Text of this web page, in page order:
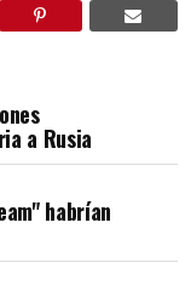
a Rusia
habrían